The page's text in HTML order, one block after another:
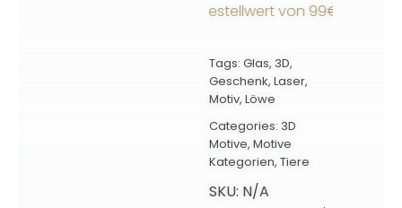
ab einem Bestellwert von 99€ innerhalb
Tags: Glas, 3D,
Geschenk, Laser,
Motiv, Löwe
Categories: 3D
Motive, Motive
Kategorien, Tiere
SKU: N/A